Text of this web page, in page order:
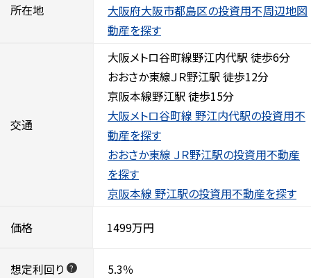
所在地
周辺地図
大阪府大阪市都島区の投資用不
動産を探す
交通
大阪メトロ谷町線野江内代駅 徒歩6分
おおさか東線ＪＲ野江駅 徒歩12分
京阪本線野江駅 徒歩15分
大阪メトロ谷町線 野江内代駅の投資用不
動産を探す
おおさか東線 ＪＲ野江駅の投資用不動産
を探す
京阪本線 野江駅の投資用不動産を探す
価格 1499万円
想定利回り ? 5.3％